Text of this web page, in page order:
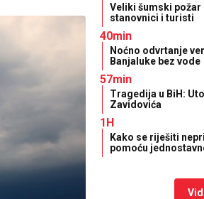
Veliki šumski požar
stanovnici i turisti
40min
Noćno odvrtanje
Banjaluke bez vode
57min
Tragedija u BiH:
Zavidovića
1H
Kako se riješiti
pomoću